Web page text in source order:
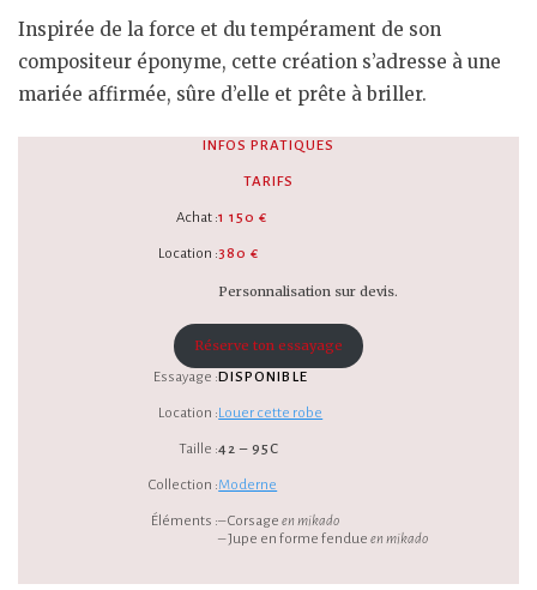
Inspirée de la force et du tempérament de son
compositeur éponyme, cette création s’adresse à une
mariée affirmée, sûre d’elle et prête à briller.
INFOS PRATIQUES
TARIFS
Achat :
Location :
1 150 €
380 €
Personnalisation sur devis.
Réserve ton essayage
Essayage :
Location :
Taille :
Collection :
Éléments :
DISPONIBLE
Louer cette robe
42 – 95C
Moderne
– Corsageen mikado
– Jupe en forme fendueen mikado